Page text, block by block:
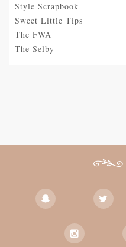
Style Scrapbook
Sweet Little Tips
The FWA
The Selby